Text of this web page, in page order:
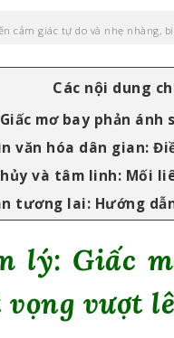
cảm giác tự do và nhẹ nhàng,
Các nội dung
mơ bay phản
văn hóa dân gian:
và tâm linh: Mối
tương lai: Hướng
lý: Giấc
vượt